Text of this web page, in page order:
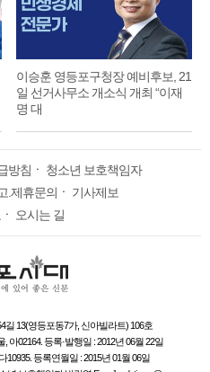
이승훈 영등포구청장 예비후보, 21
일 선거사무소 개소식 개최 “이재
명 대
방침 ㆍ 청소년 보호책임자
.제휴문의 ㆍ 기사제보
ㆍ 오시는 길
길 13(영등포동7가, 신아빌라트) 106호
02164. 등록·발행일 : 2012년 06월 22일
등록연월일 : 2015년 01월 06일